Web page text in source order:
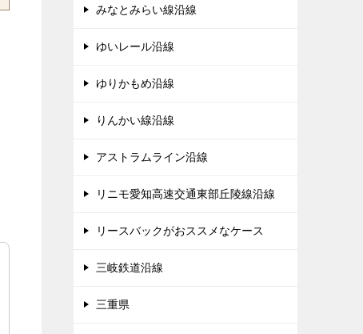
みなとみらい線沿線
ゆいレール沿線
ゆりかもめ沿線
りんかい線沿線
アストラムライン沿線
リニモ愛知高速交通東部丘陵線沿線
リースバックがおススメなケース
三岐鉄道沿線
三重県